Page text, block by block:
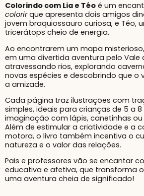
Colorindo com Lia e Téo é um
colorirque apresenta dois amigos
jovem braquiossauro curiosa, e Téo,
tricerátops cheio de energia.
Ao encontrarem um mapa
em uma divertida aventura pelo Vale
atravessando rios, explorando
novas espécies e descobrindo que o
a amizade.
Cada página traz ilustrações com
simples, ideais para crianças de 5 a
imaginação com lápis, canetinhas ou
Além de estimular a criatividade e a
motora, o livro também incentiva o
natureza e o valor das relações.
Pais e professores vão se encantar
educativa e afetiva, que transforma
uma aventura cheia de significado!